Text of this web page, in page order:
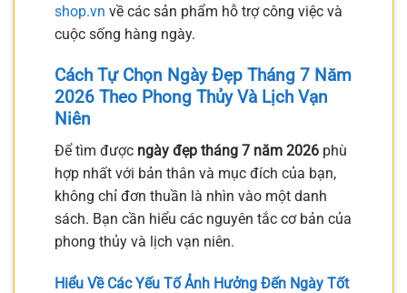
shop.vn về các sản phẩm hỗ trợ công việc và
cuộc sống hàng ngày.
Cách Tự Chọn Ngày Đẹp Tháng 7 Năm
2026 Theo Phong Thủy Và Lịch Vạn
Niên
Để tìm được ngày đẹp tháng 7 năm 2026 phù
hợp nhất với bản thân và mục đích của bạn,
không chỉ đơn thuần là nhìn vào một danh
sách. Bạn cần hiểu các nguyên tắc cơ bản của
phong thủy và lịch vạn niên.
Hiểu Về Các Yếu Tố Ảnh Hưởng Đến Ngày Tốt